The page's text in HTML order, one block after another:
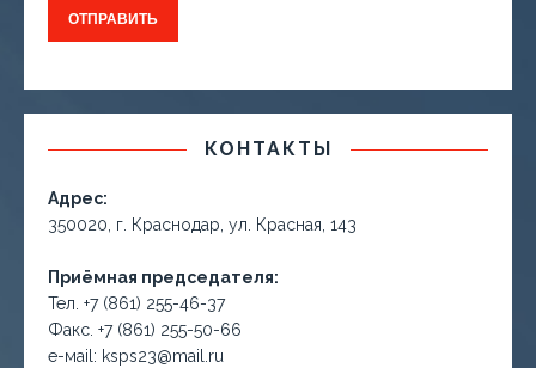
КОНТАКТЫ
Адрес:
350020, г. Краснодар, ул. Красная, 143
Приёмная председателя:
Тел. +7 (861) 255-46-37
Факс. +7 (861) 255-50-66
е-маil: ksps23@mail.ru